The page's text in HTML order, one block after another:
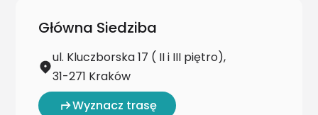
Główna Siedziba
ul. Kluczborska 17 ( II i III piętro),
31-271 Kraków
Wyznacz trasę